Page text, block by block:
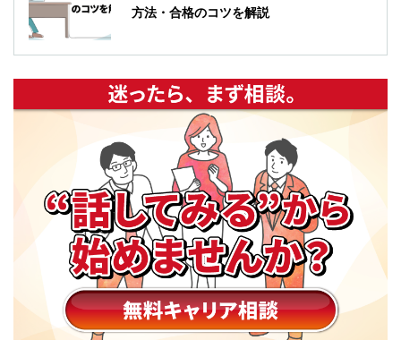
方法・合格のコツを解説